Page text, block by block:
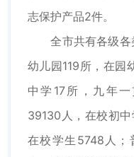
志保护产品2件。
全市共有各级各
幼儿园119所，在园
中学17所，九年
39130人，在校初
在校学生5748人；